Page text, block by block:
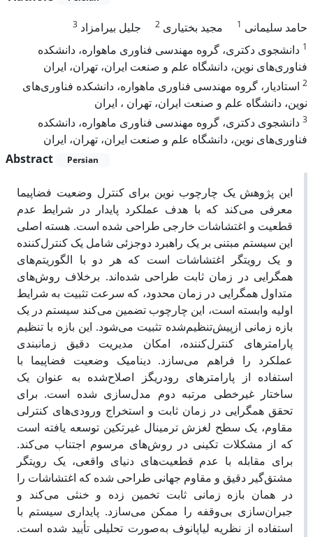
حامد سلیمانی 1 مجید بختیاری 2 جلیل بیرامزاد 3
1 دانشجوی دکتری، گروه مهندسی فناوری ماهواره، دانشکده
فناوری‌های نوین، دانشگاه علم و صنعت ایران، تهران، ایران
2 استادیار، گروه مهندسی فناوری ماهواره، دانشکده فناوری‌های
نوین، دانشگاه علم و صنعت ایران، تهران ، ایران
3 دانشجوی دکتری، گروه مهندسی فناوری ماهواره، دانشکده
فناوری‌های نوین، دانشگاه علم و صنعت ایران، تهران، ایران
Abstract
Persian
این پژوهش یک چارچوب نوین برای کنترل وضعیت فضاپیما
معرفی می‌کند که با هدف عملکرد پایدار در شرایط عدم
قطعیت و اغتشاشات خارجی طراحی شده است. هسته اصلی
این سیستم مبتنی بر یک راهبرد دوجزئی شامل یک کنترل‌کننده
و یک رویتگر اغتشاشات است که هر دو با الگوریتم‌های
همگرایی در زمان ثابت طراحی شده‌اند. برخلاف روش‌های
متداول همگرایی در زمان محدود، که سرعت تثبیت به شرایط
اولیه وابسته است، این چارچوب تضمین می‌کند سیستم در یک
بازه زمانی ازپیش‌تنظیم‌شده تثبیت می‌شود. این بازه با تنظیم
پارامترهای کنترل‌کننده، امکان مدیریت دقیق زمانبندی
عملکرد را فراهم می‌سازد. دینامیک وضعیت فضاپیما با
استفاده از پارامترهای رودریگز اصلاح‌شده به عنوان یک
ساختار غیرخطی مرتبه دوم مدل‌سازی شده است. برای
تحقق همگرایی در زمان ثابت و استخراج ورودی‌های کنترلی
مقاوم، یک سطح لغزش ترمینال غیرتکین توسعه یافته است
که از مشکلات تکینی در روش‌های مرسوم اجتناب می‌کند.
برای مقابله با عدم قطعیت‌های دنیای واقعی، یک رویتگر
مشتق‌گیر دقیق و مقاوم جهانی طراحی شده که اغتشاشات را
در همان بازه زمانی ثابت تخمین زده و خنثی می‌کند و
جبران‌سازی بی‌وقفه را ممکن می‌سازد. پایداری سیستم با
استفاده از نظریه لیاپانوف به‌صورت تحلیلی تأیید شده است.